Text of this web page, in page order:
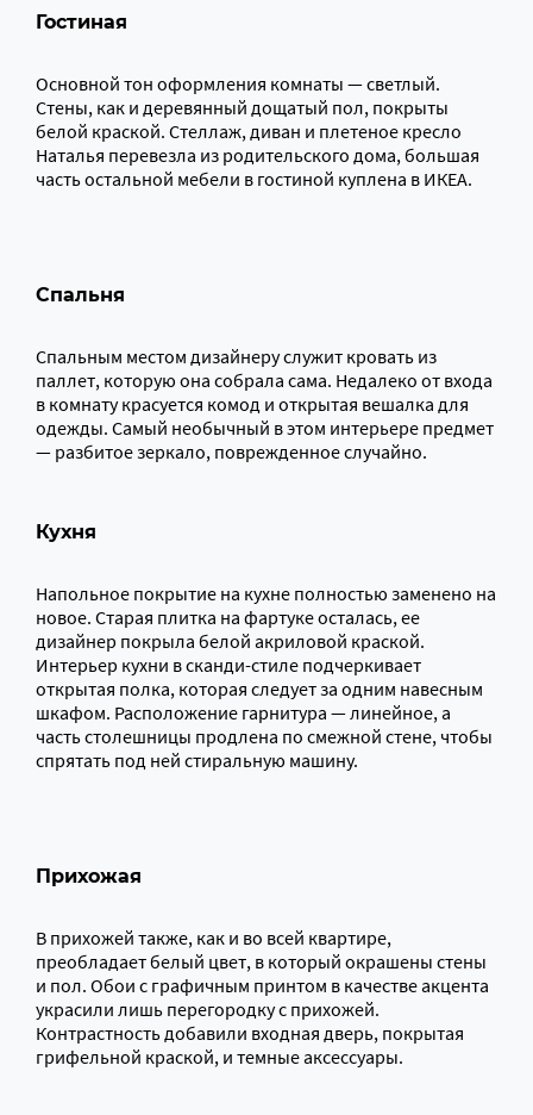
Гостиная
Основной тон оформления комнаты — светлый.
Стены, как и деревянный дощатый пол, покрыты
белой краской. Стеллаж, диван и плетеное кресло
Наталья перевезла из родительского дома, большая
часть остальной мебели в гостиной куплена в ИКЕА.
Спальня
Спальным местом дизайнеру служит кровать из
паллет, которую она собрала сама. Недалеко от входа
в комнату красуется комод и открытая вешалка для
одежды. Самый необычный в этом интерьере предмет
— разбитое зеркало, поврежденное случайно.
Кухня
Напольное покрытие на кухне полностью заменено на
новое. Старая плитка на фартуке осталась, ее
дизайнер покрыла белой акриловой краской.
Интерьер кухни в сканди-стиле подчеркивает
открытая полка, которая следует за одним навесным
шкафом. Расположение гарнитура — линейное, а
часть столешницы продлена по смежной стене, чтобы
спрятать под ней стиральную машину.
Прихожая
В прихожей также, как и во всей квартире,
преобладает белый цвет, в который окрашены стены
и пол. Обои с графичным принтом в качестве акцента
украсили лишь перегородку с прихожей.
Контрастность добавили входная дверь, покрытая
грифельной краской, и темные аксессуары.